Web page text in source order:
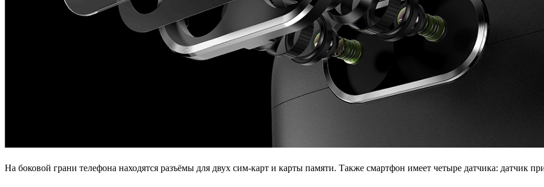
На боковой грани телефона находятся разъёмы для двух сим-карт и карты памяти. Также смартфон имеет четыре датчика: датчик